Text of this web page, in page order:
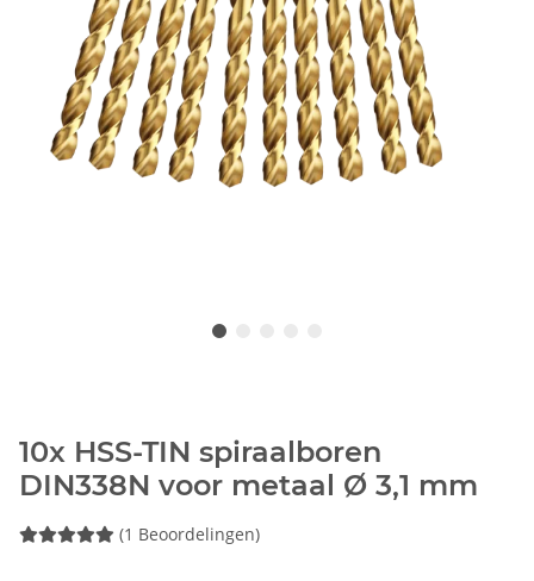
10x HSS-TIN spiraalboren
DIN338N voor metaal Ø 3,1 mm
(1 Beoordelingen)